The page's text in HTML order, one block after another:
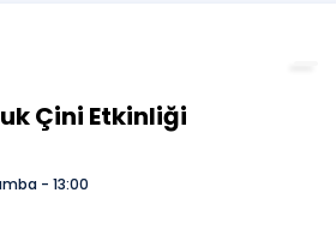
Çini Etkinliği
- 13:00